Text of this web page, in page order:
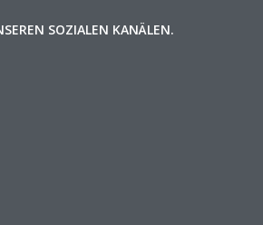
SOZIALEN KANÄLEN.